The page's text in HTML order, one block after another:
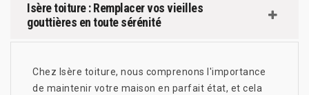
Isère toiture : Remplacer vos vieilles
gouttières en toute sérénité
Chez Isère toiture, nous comprenons l'importance
de maintenir votre maison en parfait état, et cela